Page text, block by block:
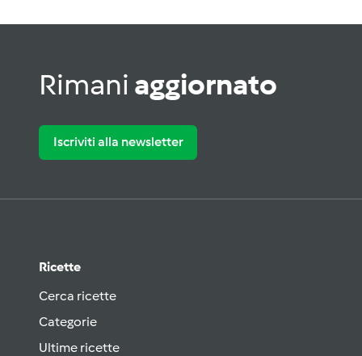
Rimani aggiornato
Iscriviti alla newsletter
Ricette
Cerca ricette
Categorie
Ultime ricette